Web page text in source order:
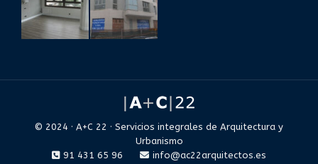
© 2024 · A+C 22 · Servicios integrales de Arquitectura y
Urbanismo
91 431 65 96
info@ac22arquitectos.es